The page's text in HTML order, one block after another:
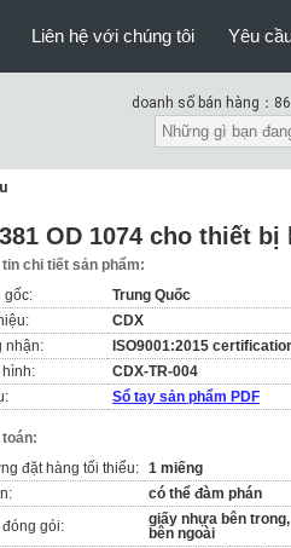
Liên hệ với chúng tôi Yêu
doanh số bán hàng：
OD 1074 cho thiết bị
tin chi tiết sản phẩm:
gốc:
Trung Quốc
CDX
nhận:
ISO9001:2015
hình:
CDX-TR-004
Sổ tay sản phẩm PDF
toán:
đặt hàng tối thiểu: 1 miếng
có thể đàm phán
gói:
giấy nhựa bên
bên ngoài